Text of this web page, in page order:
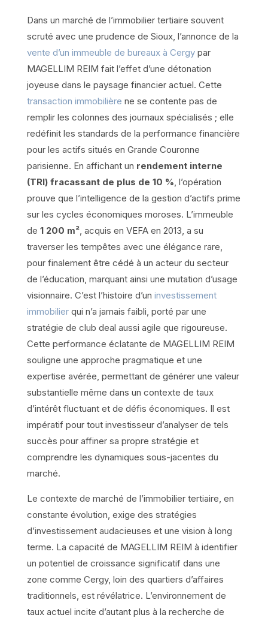
Dans un marché de l’immobilier tertiaire souvent
scruté avec une prudence de Sioux, l’annonce de la
vente d’un immeuble de bureaux à Cergypar
MAGELLIM REIM fait l’effet d’une détonation
joyeuse dans le paysage financier actuel. Cette
transaction immobilière ne se contente pas de
remplir les colonnes des journaux spécialisés ; elle
redéfinit les standards de la performance financière
pour les actifs situés en Grande Couronne
parisienne. En affichant un rendement interne
(TRI) fracassant de plus de 10 % , l’opération
prouve que l’intelligence de la gestion d’actifs prime
sur les cycles économiques moroses. L’immeuble
de 1 200 m², acquis en VEFA en 2013, a su
traverser les tempêtes avec une élégance rare,
pour finalement être cédé à un acteur du secteur
de l’éducation, marquant ainsi une mutation d’usage
visionnaire. C’est l’histoire d’un investissement
immobilierqui n’a jamais faibli, porté par une
stratégie de club deal aussi agile que rigoureuse.
Cette performance éclatante de MAGELLIM REIM
souligne une approche pragmatique et une
expertise avérée, permettant de générer une valeur
substantielle même dans un contexte de taux
d’intérêt fluctuant et de défis économiques. Il est
impératif pour tout investisseur d’analyser de tels
succès pour affiner sa propre stratégie et
comprendre les dynamiques sous-jacentes du
marché.
Le contexte de marché de l’immobilier tertiaire, en
constante évolution, exige des stratégies
d’investissement audacieuses et une vision à long
terme. La capacité de MAGELLIM REIM à identifier
un potentiel de croissance significatif dans une
zone comme Cergy, loin des quartiers d’affaires
traditionnels, est révélatrice. L’environnement de
taux actuel incite d’autant plus à la recherche de